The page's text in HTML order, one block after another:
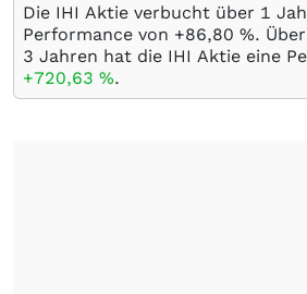
Die IHI Aktie verbucht über 1
Performance von +86,80 %.
3 Jahren hat die IHI Aktie eine
+720,63 %.